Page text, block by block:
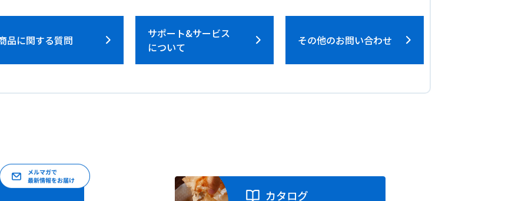
品に関する質問
サポート&サービス
について
その他のお問い合わせ